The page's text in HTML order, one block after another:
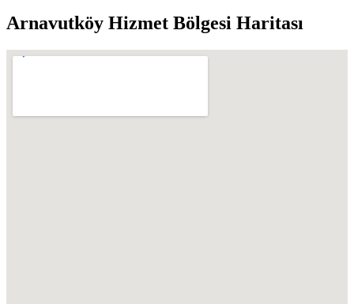
Arnavutköy Hizmet Bölgesi Haritası